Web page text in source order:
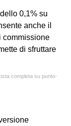
0,1% su
anche il
commissione
di sfruttare
completa su punto-